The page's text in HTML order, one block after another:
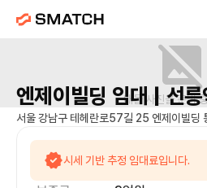
매물 사진을 준비
엔제이빌딩 임대 | 선
서울 강남구 테헤란로57길 25 엔제이빌딩
시세 기반 추정 임대료입니다.